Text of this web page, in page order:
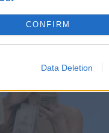
CONFIRM
Data Deletion